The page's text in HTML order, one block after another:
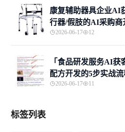
康复辅助器具企业AI
行器/假肢的AI采购商
2026-06-17 12
「食品研发服务AI
配方开发的5步实战流
2026-06-17 11
标签列表